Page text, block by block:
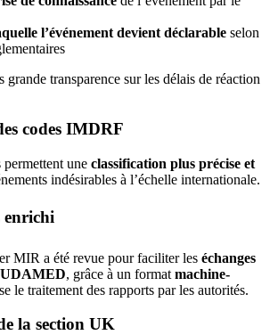
l’événement devient déclarable selon
grande transparence sur les délais de réaction
codes IMDRF
une classification plus précise et
indésirables à l’échelle internationale.
MIR a été revue pour faciliter les échanges
, grâce à un format machine-
le traitement des rapports par les autorités.
la section UK